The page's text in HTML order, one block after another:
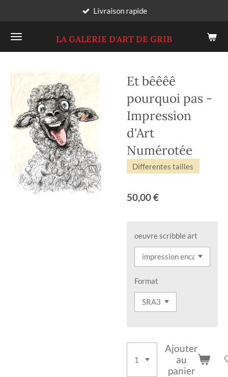
contenu
principal
LA GALERIE D'ART DE GRIB
Livraison rapide
Et bêêêê
pourquoi pas -
Impression
d'Art
Numérotée
Differentes tailles
50,00 €
oeuvre scribble art
Format
Ajouter
au
panier